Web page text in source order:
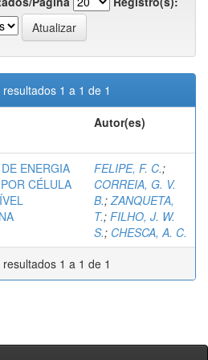
1 a 1 de 1
Autor(es)
ENERGIA
CÉLULA
FELIPE, F. C.;
CORREIA, G. V.
B.;ZANQUETA,
T.; FILHO, J. W.
S.; CHESCA, A. C.
1 a 1 de 1